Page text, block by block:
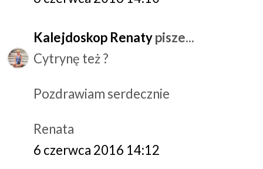
Kalejdoskop Renatypisze...
Cytrynę też ?
Pozdrawiam serdecznie
Renata
6 czerwca 2016 14:12